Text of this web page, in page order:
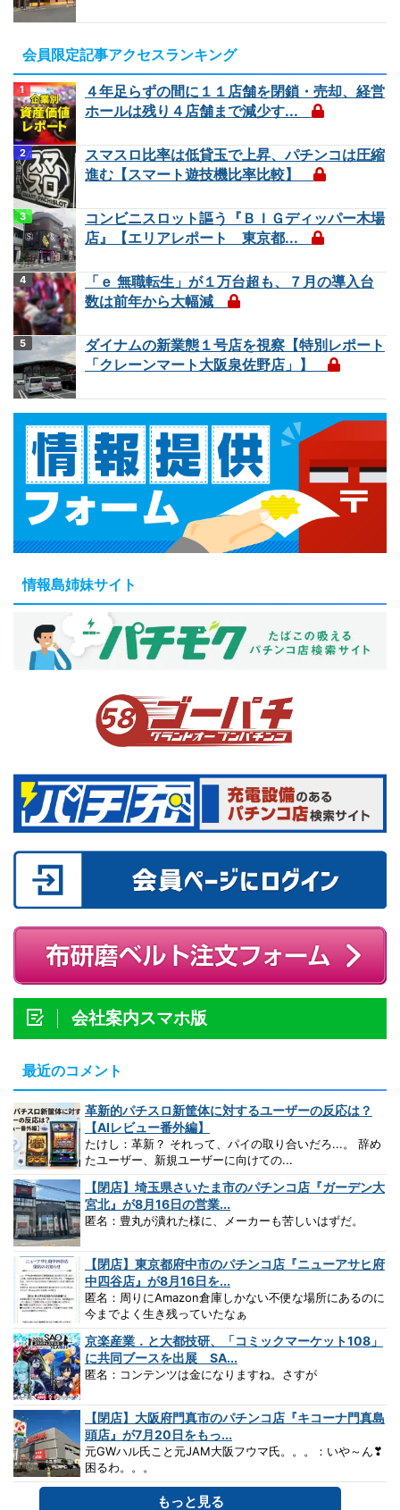
会員限定記事アクセスランキング
４年足らずの間に１１店舗を閉鎖・売却、経営
ホールは残り４店舗まで減少す...
スマスロ比率は低貸玉で上昇、パチンコは圧縮
進む【スマート遊技機比率比較】
コンビニスロット謳う『ＢＩＧディッパー木場
店』【エリアレポート 東京都...
「ｅ 無職転生」が１万台超も、７月の導入台
数は前年から大幅減
ダイナムの新業態１号店を視察【特別レポート
「クレーンマート大阪泉佐野店」】
情報島姉妹サイト
会社案内スマホ版
最近のコメント
革新的パチスロ新筐体に対するユーザーの反応は？
【AIレビュー番外編】
たけし：革新？ それって、パイの取り合いだろ...。 辞め
たユーザー、新規ユーザーに向けての...
【閉店】埼玉県さいたま市のパチンコ店『ガーデン大
宮北』が8月16日の営業...
匿名：豊丸が潰れた様に、メーカーも苦しいはずだ。
【閉店】東京都府中市のパチンコ店『ニューアサヒ府
中四谷店』が8月16日を...
匿名：周りにAmazon倉庫しかない不便な場所にあるのに
今までよく生き残っていたなぁ
京楽産業．と大都技研、「コミックマーケット108」
に共同ブースを出展 SA...
匿名：コンテンツは金になりますね。さすが
【閉店】大阪府門真市のパチンコ店『キコーナ門真島
頭店』が7月20日をもっ...
元GWハル氏こと元JAM大阪フウマ氏。。。：いや～ん❣
困るわ。。。
もっと見る